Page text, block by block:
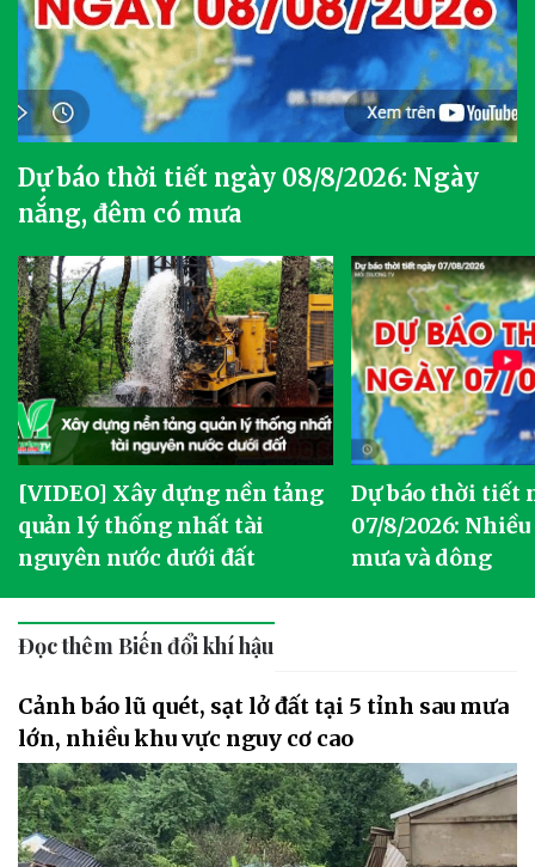
Dự báo thời tiết ngày 08/8/2026: Ngày
nắng, đêm có mưa
[VIDEO] Xây dựng nền tảng
quản lý thống nhất tài
nguyên nước dưới đất
Dự báo thời tiết
07/8/2026:
mưa và dông
Đọc thêm Biến đổi khí hậu
Cảnh báo lũ quét, sạt lở đất tại 5 tỉnh sau mưa
lớn, nhiều khu vực nguy cơ cao